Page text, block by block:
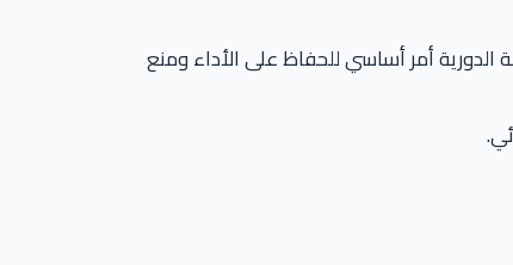
الدورية أمر أساسي للحفاظ على الأداء ومنع